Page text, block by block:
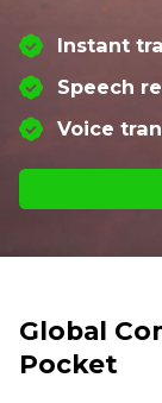
Instant
Speech
Voice
Global
Pocket